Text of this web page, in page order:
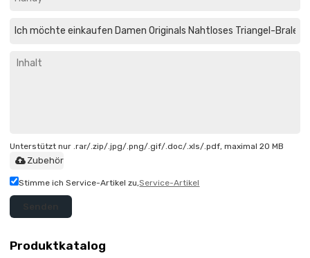
Unterstützt nur .rar/.zip/.jpg/.png/.gif/.doc/.xls/.pdf, maximal 20 MB
Zubehör
Stimme ich Service-Artikel zu,Service-Artikel
Produktkatalog